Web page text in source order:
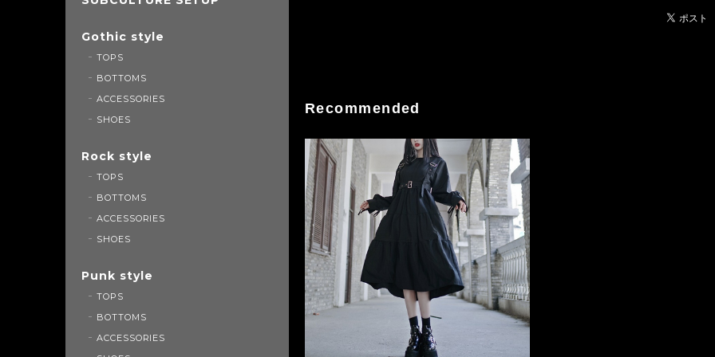
Recommended
Gothic style
TOPS
BOTTOMS
ACCESSORIES
SHOES
Rock style
TOPS
BOTTOMS
ACCESSORIES
SHOES
Punk style
TOPS
BOTTOMS
ACCESSORIES